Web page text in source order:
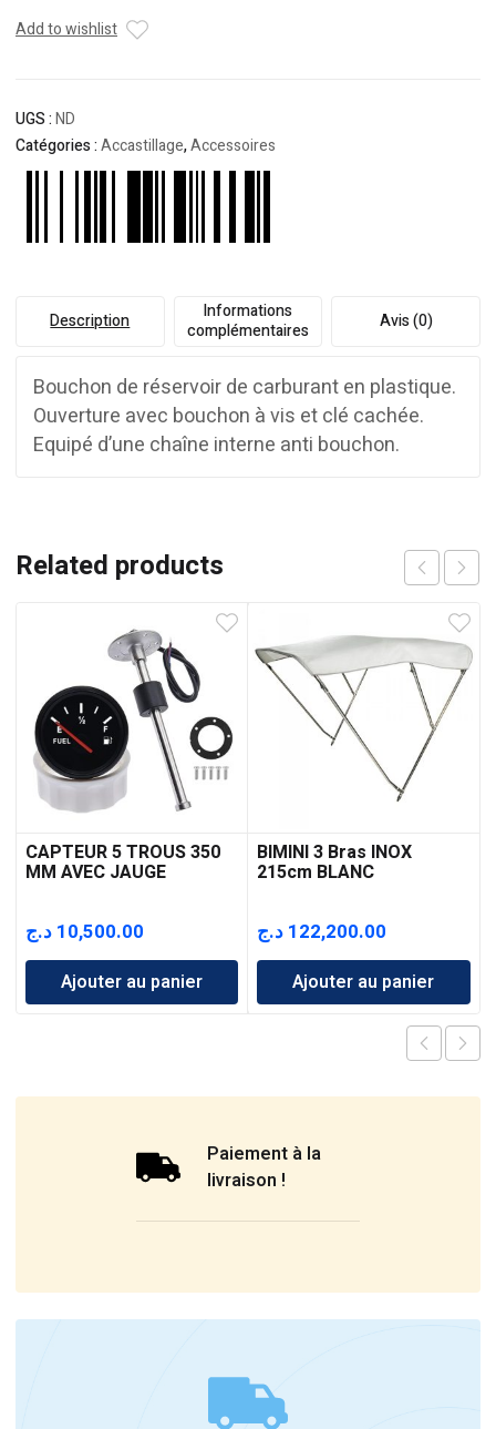
en
Add to wishlist
UGS :ND
Catégories :Accastillage,Accessoires
Description
Informations
complémentaires
Avis (0)
Bouchon de réservoir de carburant en plastique.
Ouverture avec bouchon à vis et clé cachée.
Equipé d’une chaîne interne anti bouchon.
Related products
CAPTEUR 5 TROUS 350
MM AVEC JAUGE
10,500.00 د.ج
Ajouter au panier
BIMINI 3 Bras INOX
215cm BLANC
122,200.00 د.ج
Ajouter au panier
Paiement à la
livraison !